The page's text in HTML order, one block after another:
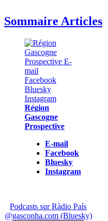
Sommaire Articles
Région
Gascogne
Prospective
E-mail
Facebook
Bluesky
Instagram
Podcasts sur Ràdio País
@gasconha.com (Bluesky)